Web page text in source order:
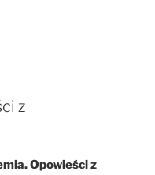
z
Opowieści z